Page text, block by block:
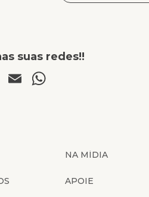
suas redes!!
Twitter
Email
NA MÍDIA
APOIE